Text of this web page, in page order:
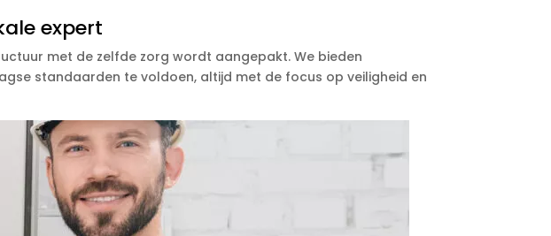
expert
met de zelfde zorg wordt aangepakt. We bieden
standaarden te voldoen, altijd met de focus op veiligheid en